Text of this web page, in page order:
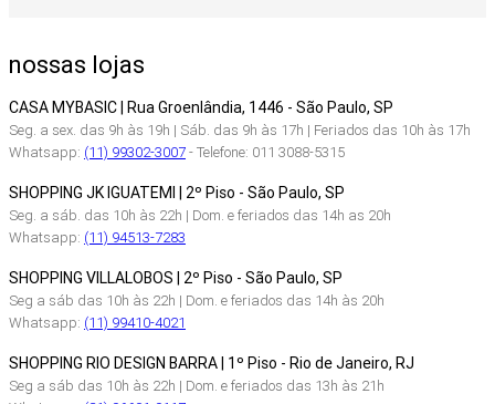
nossas lojas
CASA MYBASIC | Rua Groenlândia, 1446 - São Paulo, SP
Seg. a sex. das 9h às 19h | Sáb. das 9h às 17h | Feriados das 10h às 17h
Whatsapp: (11) 99302-3007- Telefone: 011 3088-5315
SHOPPING JK IGUATEMI | 2º Piso - São Paulo, SP
Seg. a sáb. das 10h às 22h | Dom. e feriados das 14h as 20h
Whatsapp: (11) 94513-7283
SHOPPING VILLALOBOS | 2º Piso - São Paulo, SP
Seg a sáb das 10h às 22h | Dom. e feriados das 14h às 20h
Whatsapp: (11) 99410-4021
SHOPPING RIO DESIGN BARRA | 1º Piso - Rio de Janeiro, RJ
Seg a sáb das 10h às 22h | Dom. e feriados das 13h às 21h